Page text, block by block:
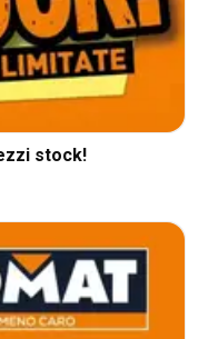
stock!